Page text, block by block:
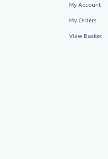
My Account
My Orders
View Basket